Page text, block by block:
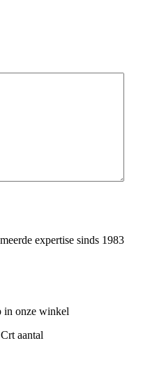
expertise sinds 1983
in onze winkel
aantal